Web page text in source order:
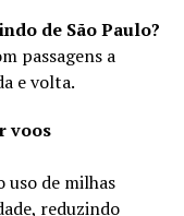
de São Paulo?
passagens a
e volta.
voos
uso de milhas
reduzindo